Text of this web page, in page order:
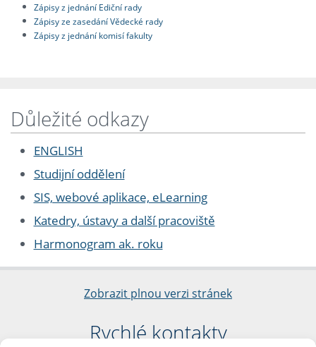
Zápisy z jednání Ediční rady
Zápisy ze zasedání Vědecké rady
Zápisy z jednání komisí fakulty
Důležité odkazy
ENGLISH
Studijní oddělení
SIS, webové aplikace, eLearning
Katedry, ústavy a další pracoviště
Harmonogram ak. roku
Zobrazit plnou verzi stránek
Rychlé kontakty